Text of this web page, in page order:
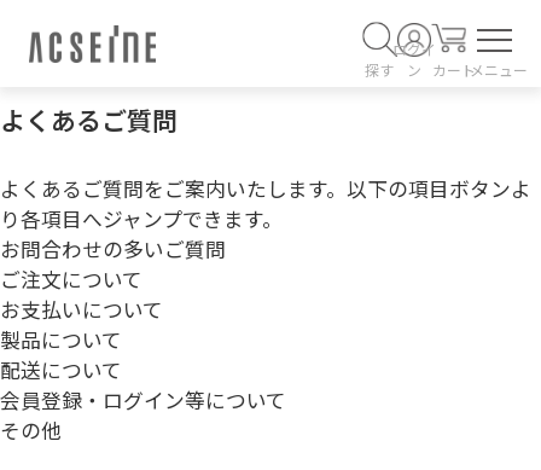
探す
ログイ
ン
カートメニュー
よくあるご質問
よくあるご質問をご案内いたします。以下の項目ボタンよ
り各項目へジャンプできます。
お問合わせの多いご質問
ご注文について
お支払いについて
製品について
配送について
会員登録・ログイン等について
その他